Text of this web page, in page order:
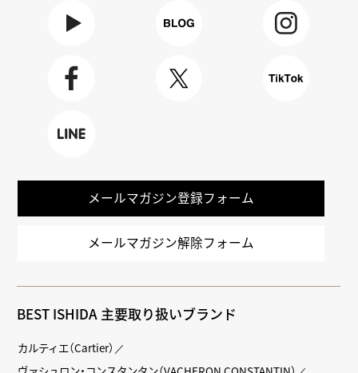
メールマガジン登録フォーム
メールマガジン解除フォーム
BEST ISHIDA 主要取り扱いブランド
カルティエ（Cartier）